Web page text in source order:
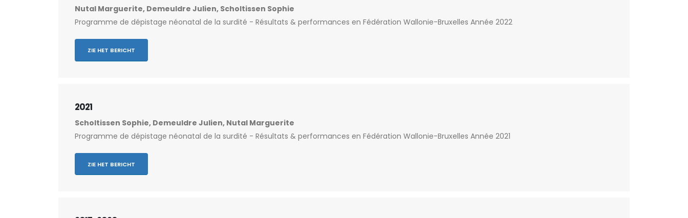
Nutal Marguerite, Demeuldre Julien, Scholtissen Sophie
Programme de dépistage néonatal de la surdité - Résultats & performances en Fédération Wallonie-Bruxelles Année 2022
ZIE HET BERICHT
2021
Scholtissen Sophie, Demeuldre Julien, Nutal Marguerite
Programme de dépistage néonatal de la surdité - Résultats & performances en Fédération Wallonie-Bruxelles Année 2021
ZIE HET BERICHT